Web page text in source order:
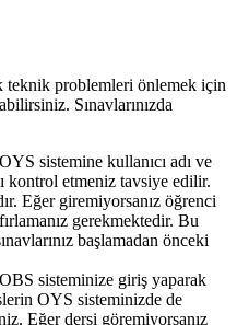
teknik problemleri önlemek için
Sınavlarınızda
sistemine kullanıcı adı ve
kontrol etmeniz tavsiye edilir.
Eğer giremiyorsanız öğrenci
gerekmektedir. Bu
başlamadan önceki
sisteminize giriş yaparak
OYS sisteminizde de
Eğer dersi göremiyorsanız